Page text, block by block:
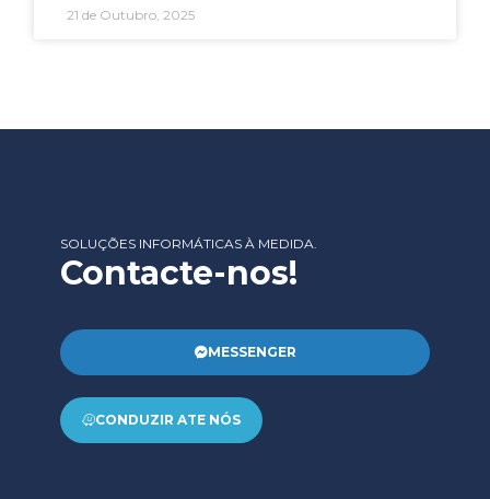
21 de Outubro, 2025
SOLUÇÕES INFORMÁTICAS À MEDIDA.
Contacte-nos!
MESSENGER
CONDUZIR ATE NÓS